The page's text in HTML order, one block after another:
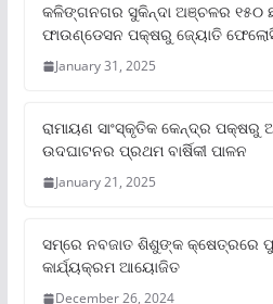
କଳିଙ୍ଗନଗର ସୁକିନ୍ଦା ଅଞ୍ଚଳର ୧୫୦
ଫାଉଣ୍ଡେସନ ପକ୍ଷରୁ ଜ୍ୟୋତି
January 31, 2025
ରାମାୟଣ ସାଂସ୍କୃତିକ କେନ୍ଦ୍ର ପକ୍ଷରୁ
ଉଦଘାଟନର ପ୍ରଥମ ବାର୍ଷିକୀ ପାଳନ
January 21, 2025
ସମ୍‌ରେ ନବଜାତ ଶିଶୁଙ୍କ କ୍ଷେତ୍ରରେ
କାର୍ଯ୍ୟକ୍ରମ ଆୟୋଜିତ
December 26, 2024